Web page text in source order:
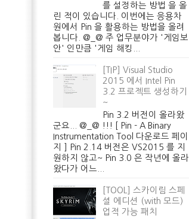
를 설정하는 방법 을 올
린 적이 있습니다. 이번에는 응용차
원에서 Pin 을 활용하는 방법을 올려
봅니다. @_@ 주 업무분야가 '게임보
안' 인만큼 '게임 해킹...
[TIP] Visual Studio
2015 에서 Intel Pin
3.2 프로젝트 생성하기
~
Pin 3.2 버전이 올라왔
군요... @_@ !!! [ Pin - A Binary
Instrumentation Tool 다운로드 페이
지 ] Pin 2.14 버전은 VS2015 를 지
원하지 않고~ Pin 3.0 은 작년에 올라
왔다가 어느...
[TOOL] 스카이림 스페
셜 에디션 (with 모드)
업적 가능 패치